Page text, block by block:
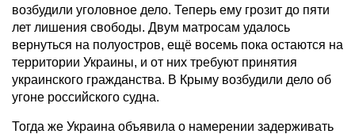
возбудили уголовное дело. Теперь ему грозит до пяти
лет лишения свободы. Двум матросам удалось
вернуться на полуостров, ещё восемь пока остаются на
территории Украины, и от них требуют принятия
украинского гражданства. В Крыму возбудили дело об
угоне российского судна.
Тогда же Украина объявила о намерении задерживать